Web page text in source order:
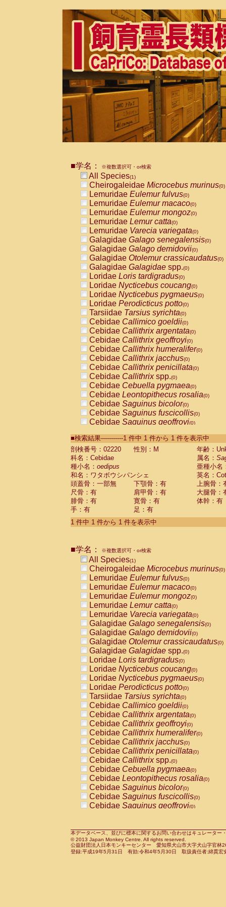
■学名： ※複数選択可・or検索
All Species(1)
Cheirogaleidae Microcebus murinus(0)
Lemuridae Eulemur fulvus(0)
Lemuridae Eulemur macaco(0)
Lemuridae Eulemur mongoz(0)
Lemuridae Lemur catta(0)
Lemuridae Varecia variegata(0)
Galagidae Galago senegalensis(0)
Galagidae Galago demidovii(0)
Galagidae Otolemur crassicaudatus(0)
Galagidae Galagidae spp.(0)
Loridae Loris tardigradus(0)
Loridae Nycticebus coucang(0)
Loridae Nycticebus pygmaeus(0)
Loridae Perodicticus potto(0)
Tarsiidae Tarsius syrichta(0)
Cebidae Callimico goeldii(0)
Cebidae Callithrix argentata(0)
Cebidae Callithrix geoffroyi(0)
Cebidae Callithrix humeralifer(0)
Cebidae Callithrix jacchus(0)
Cebidae Callithrix penicillata(0)
Cebidae Callithrixspp.(0)
Cebidae Cebuella pygmaea(0)
Cebidae Leontopithecus rosalia(0)
Cebidae Saguinus bicolor(0)
Cebidae Saguinus fuscicollis(0)
Cebidae Saguinus geoffroyi(0)
CebidaeSaguinus labiatus(0)
Cebidae Saguinus leucopus (0)
Cebidae
Cebidae
CebidaeSaguinus nigricollis (0)
Cebidae Saguinus oedipus
Cebidae Saguinus weddelli
Cebidae Saguinusspp.
Cebidae Aotus trivirgatus
Cebidae Cebus albifrons
CebidaeCebus nigrivittatus
CebidaeCebus
CebidaeSaimiri boliviensis(0)
CebidaeSaimiri sciureus(0)
AtelidaeAlouatta caraya(0)
AtelidaeAlouatta fusca(0)
AtelidaeAlouatta seniculus
AtelidaeAlouattaspp.(0)
AtelidaeAteles belzebuth(0)
AtelidaeAteles geoffroyi(0)
AtelidaeAteles paniscus(0)
AtelidaeAtelesspp.(0)
Atelidae Lagothrix lagothricha
AtelidaeLagothrix lagothricha cana
PitheciidaeCacajao calvus
PitheciidaeCallicebus cupreus
PitheciidaeCallicebus donacophilus
PitheciidaeCallicebus moloch
PitheciidaeCallicebus torquatus
PitheciidaeCallicebusspp.(0)
PitheciidaeChiropotes satanas(0)
PitheciidaePithecia monachus
PitheciidaePithecia pithecia(0)
CercopithecidaeCercocebus agilis
CercopithecidaeCercocebus
CercopithecidaeCercocebus
CercopithecidaeCercocebus
CercopithecidaeCercocebus
CercopithecidaeCercocebushybrid
CercopithecidaePapio anubis(0)
CercopithecidaePapio cynocephalus
CercopithecidaePapio hamadryas(0)
■検索結果-----------1 件中 1 件から 1 件を表示中
剖検番号：02220
性別：M
年齢：
科名：Cebidae
属名：
種小名： oedipus
亜種小名
和名：ワタボウシパンシェ
英名：
頭蓋骨：一部無
下顎骨：有
上腕骨：
尺骨：有
肩甲骨：有
大腿骨：
腓骨：有
寛骨：有
体幹：有
手：有
足：有
1 件中 1 件から 1 件を表示中
■学名： ※複数選択可・or検索
All Species(1)
Cheirogaleidae Microcebus murinus(0)
Lemuridae Eulemur fulvus(0)
Lemuridae Eulemur macaco(0)
Lemuridae Eulemur mongoz(0)
Lemuridae Lemur catta(0)
Lemuridae Varecia variegata(0)
Galagidae Galago senegalensis(0)
Galagidae Galago demidovii(0)
Galagidae Otolemur crassicaudatus(0)
Galagidae Galagidae spp.(0)
Loridae Loris tardigradus(0)
Loridae Nycticebus coucang(0)
Loridae Nycticebus pygmaeus(0)
Loridae Perodicticus potto(0)
Tarsiidae Tarsius syrichta(0)
Cebidae Callimico goeldii(0)
Cebidae Callithrix argentata(0)
Cebidae Callithrix geoffroyi(0)
Cebidae Callithrix humeralifer(0)
Cebidae Callithrix jacchus(0)
Cebidae Callithrix penicillata(0)
Cebidae Callithrixspp.(0)
Cebidae Cebuella pygmaea(0)
Cebidae Leontopithecus rosalia(0)
Cebidae Saguinus bicolor(0)
Cebidae Saguinus fuscicollis(0)
Cebidae Saguinus geoffroyi(0)
CebidaeSaguinus leucopus(0)
CebidaeSaguinus midas(0)
Cebidae Saguinus mystax(0)
本データベース、並びに標本に関するお問い合わせはキュレータ
© 2013 Japan Monkey Centre. All rights reserved.
公益財団法人日本モンキーセンター 愛知県犬山市大字犬山字官
登録:平成19年5月31日 有効:令和4年5月30日 取扱責任者:綿貫宏